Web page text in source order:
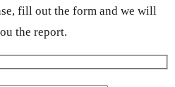
fill out the form and we will
the report.